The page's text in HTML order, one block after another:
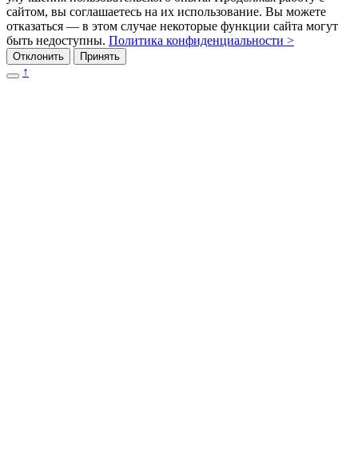
сайтом, вы соглашаетесь на их использование. Вы можете
отказаться — в этом случае некоторые функции сайта могут
быть недоступны. Политика конфиденциальности >
Отклонить Принять
↑